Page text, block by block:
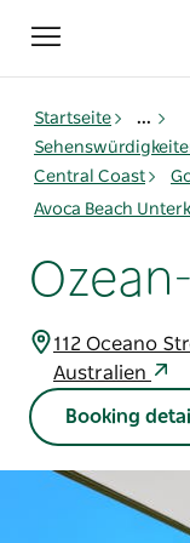
Toggle
navigation
Startseite
...
Central Coast
Avoca Beach
112 Oceano
Australien
Booking